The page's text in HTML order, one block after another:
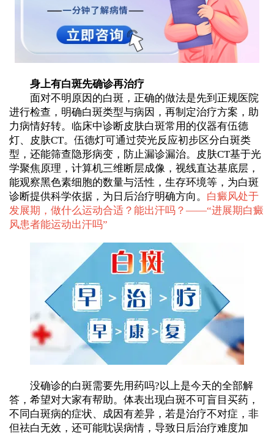
身上有白斑先确诊再治疗
面对不明原因的白斑，正确的做法是先到正规医院
进行检查，明确白斑类型与病因，再制定治疗方案，助
力病情好转。临床中诊断皮肤白斑常用的仪器有伍德
灯、皮肤CT。伍德灯可通过荧光反应初步区分白斑类
型，还能筛查隐形病变，防止漏诊漏治。皮肤CT基于光
学聚焦原理，计算机三维断层成像，视线直达基底层，
能观察黑色素细胞的数量与活性，生存环境等，为白斑
诊断提供科学依据，为日后治疗明确方向。 白癜风处于
发展期，做什么运动合适？能出汗吗？——“进展期白癜
风患者能运动出汗吗”
没确诊的白斑需要先用药吗?以上是今天的全部解
答，希望对大家有帮助。体表出现白斑不可盲目买药，
不同白斑病的症状、成因有差异，若是治疗不对症，非
但祛白无效，还可能耽误病情，导致日后治疗难度加